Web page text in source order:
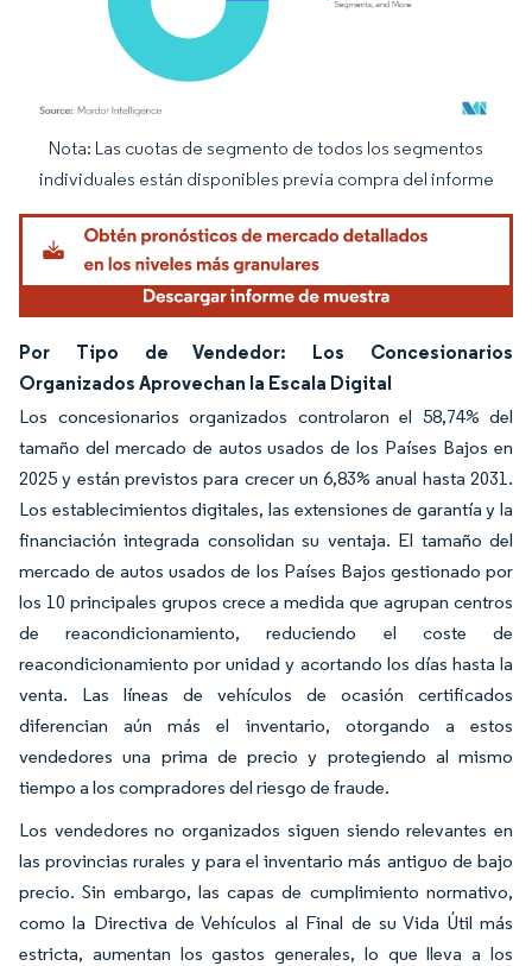
Imagen © Mordor Intelligence. El uso requiere atribución según CC BY 4.0.
Nota: Las cuotas de segmento de todos los segmentos
individuales están disponibles previa compra del informe
Por Tipo de Vendedor: Los Concesionarios
Organizados Aprovechan la Escala Digital
Los concesionarios organizados controlaron el 58,74% del
tamaño del mercado de autos usados de los Países Bajos en
2025 y están previstos para crecer un 6,83% anual hasta 2031.
Los establecimientos digitales, las extensiones de garantía y la
financiación integrada consolidan su ventaja. El tamaño del
mercado de autos usados de los Países Bajos gestionado por
los 10 principales grupos crece a medida que agrupan centros
de reacondicionamiento, reduciendo el coste de
reacondicionamiento por unidad y acortando los días hasta la
venta. Las líneas de vehículos de ocasión certificados
diferencian aún más el inventario, otorgando a estos
vendedores una prima de precio y protegiendo al mismo
tiempo a los compradores del riesgo de fraude.
Los vendedores no organizados siguen siendo relevantes en
las provincias rurales y para el inventario más antiguo de bajo
precio. Sin embargo, las capas de cumplimiento normativo,
como la Directiva de Vehículos al Final de su Vida Útil más
estricta, aumentan los gastos generales, lo que lleva a los